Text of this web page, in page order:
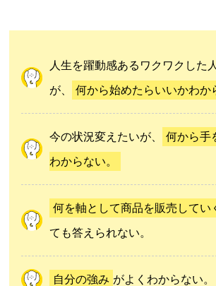
人生を躍動感あるワクワクした
が、 何から始めたらいいかわか
今の状況変えたいが、 何から手
わからない。
何を軸として商品を販売してい
ても答えられない。
自分の強み がよくわからない。